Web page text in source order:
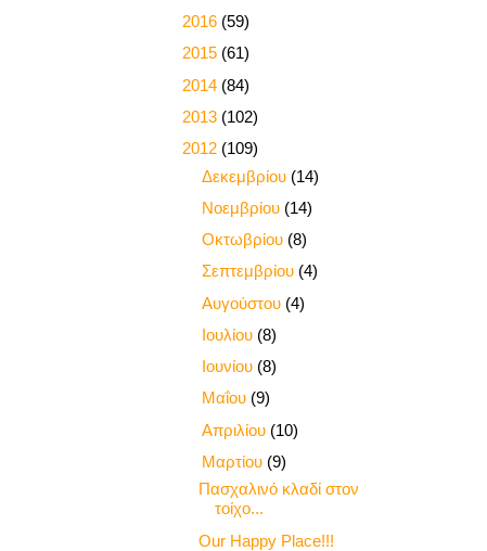
2016 (59)
2015 (61)
2014 (84)
2013 (102)
2012 (109)
Δεκεμβρίου (14)
Νοεμβρίου (14)
Οκτωβρίου (8)
Σεπτεμβρίου (4)
Αυγούστου (4)
Ιουλίου (8)
Ιουνίου (8)
Μαΐου (9)
Απριλίου (10)
Μαρτίου (9)
Πασχαλινό κλαδί στον
τοίχο...
Our Happy Place!!!